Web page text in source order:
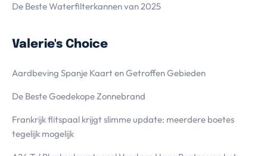
De Beste Waterfilterkannen van 2025
Valerie's Choice
Aardbeving Spanje Kaart en Getroffen Gebieden
De Beste Goedekope Zonnebrand
Frankrijk flitspaal krijgt slimme update: meerdere boetes
tegelijk mogelijk